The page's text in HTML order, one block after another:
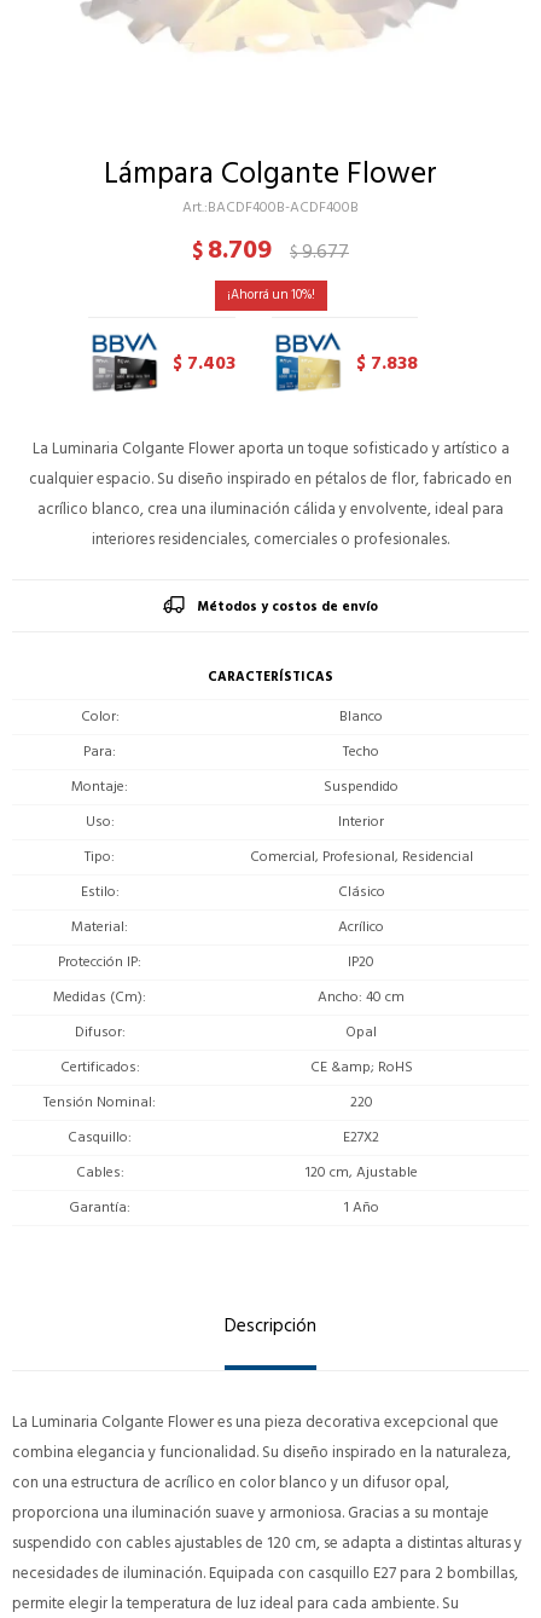
Lámpara Colgante Flower
BACDF400B-ACDF400B
$8.709 $9.677
10
$ 7.403 $ 7.838
La Luminaria Colgante Flower aporta un toque sofisticado y artístico a
cualquier espacio. Su diseño inspirado en pétalos de flor, fabricado en
acrílico blanco, crea una iluminación cálida y envolvente, ideal para
interiores residenciales, comerciales o profesionales.
Métodos y costos de envío
CARACTERÍSTICAS
Color
Blanco
Para
Techo
Montaje
Suspendido
Uso
Interior
Tipo
Comercial, Profesional, Residencial
Estilo
Clásico
Material
Acrílico
Protección IP
IP20
Medidas (Cm)
Ancho: 40 cm
Difusor
Opal
Certificados
CE &amp; RoHS
Tensión Nominal
220
Casquillo
E27X2
Cables
120 cm, Ajustable
Garantía
1 Año
Descripción
La Luminaria Colgante Flower es una pieza decorativa excepcional que
combina elegancia y funcionalidad. Su diseño inspirado en la naturaleza,
con una estructura de acrílico en color blanco y un difusor opal,
proporciona una iluminación suave y armoniosa. Gracias a su montaje
suspendido con cables ajustables de 120 cm, se adapta a distintas alturas y
necesidades de iluminación. Equipada con casquillo E27 para 2 bombillas,
permite elegir la temperatura de luz ideal para cada ambiente. Su